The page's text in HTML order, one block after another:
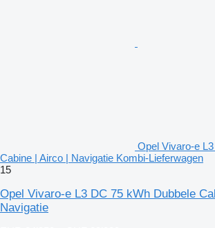
Opel Vivaro-e
Cabine | Airco | Navigatie Kombi-Lieferwagen
15
Opel Vivaro-e L3 DC 75 kWh Dubbele
Navigatie